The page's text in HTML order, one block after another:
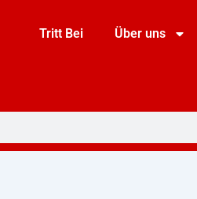
Tritt Bei Über uns